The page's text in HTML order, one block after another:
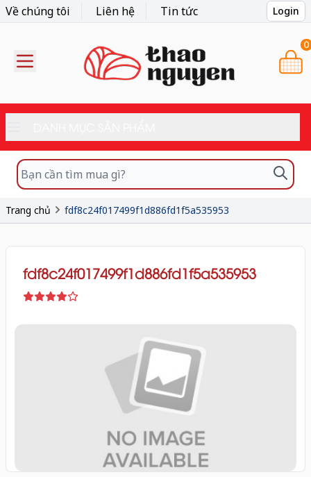
Về chúng tôi Liên hệ Tin tức Login
0
Trang chủ fdf8c24f017499f1d886fd1f5a535953
fdf8c24f017499f1d886fd1f5a535953